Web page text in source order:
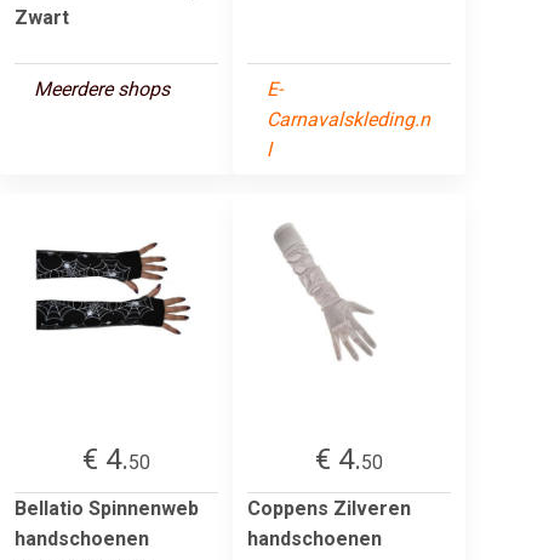
Zwart
Meerdere shops
E-
Carnavalskleding.n
l
€ 4.50
Bellatio Spinnenweb
handschoenen
€ 4.50
Coppens Zilveren
handschoenen